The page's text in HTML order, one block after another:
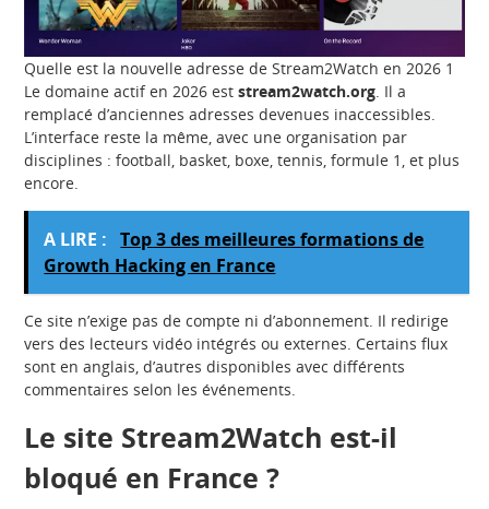
Quelle est la nouvelle adresse de Stream2Watch en 2026 1
Le domaine actif en 2026 eststream2watch.org. Il a
remplacé d’anciennes adresses devenues inaccessibles.
L’interface reste la même, avec une organisation par
disciplines : football, basket, boxe, tennis, formule 1, et plus
encore.
A LIRE :
Top 3 des meilleures formations de
Growth Hacking en France
Ce site n’exige pas de compte ni d’abonnement. Il redirige
vers des lecteurs vidéo intégrés ou externes. Certains flux
sont en anglais, d’autres disponibles avec différents
commentaires selon les événements.
Le site Stream2Watch est-il
bloqué en France ?